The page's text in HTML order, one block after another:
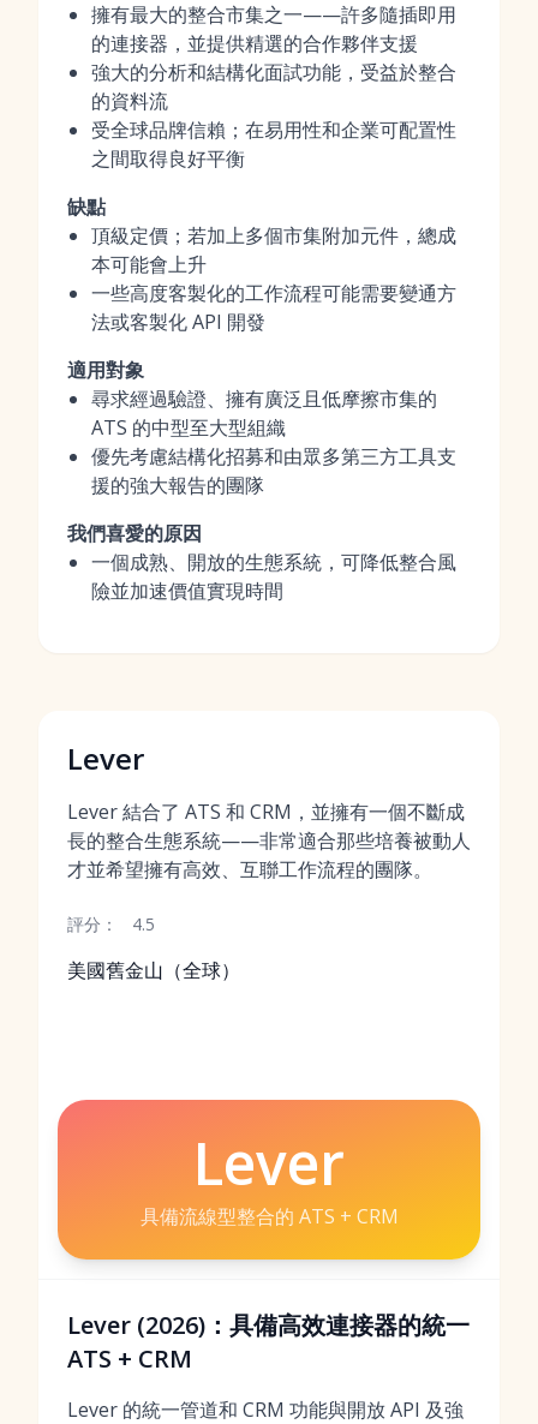
擁有最大的整合市集之一——許多隨插即用
的連接器，並提供精選的合作夥伴支援
強大的分析和結構化面試功能，受益於整合
的資料流
受全球品牌信賴；在易用性和企業可配置性
之間取得良好平衡
缺點
頂級定價；若加上多個市集附加元件，總成
本可能會上升
一些高度客製化的工作流程可能需要變通方
法或客製化 API 開發
適用對象
尋求經過驗證、擁有廣泛且低摩擦市集的
ATS 的中型至大型組織
優先考慮結構化招募和由眾多第三方工具支
援的強大報告的團隊
我們喜愛的原因
一個成熟、開放的生態系統，可降低整合風
險並加速價值實現時間
Lever
Lever 結合了 ATS 和 CRM，並擁有一個不斷成
長的整合生態系統——非常適合那些培養被動人
才並希望擁有高效、互聯工作流程的團隊。
評分： 4.5
美國舊金山（全球）
Lever
具備流線型整合的 ATS + CRM
Lever (2026)：具備高效連接器的統一
ATS + CRM
Lever 的統一管道和 CRM 功能與開放 API 及強